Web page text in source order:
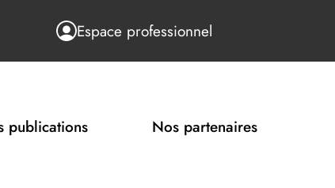
Espace professionnel
publications Nos partenaires